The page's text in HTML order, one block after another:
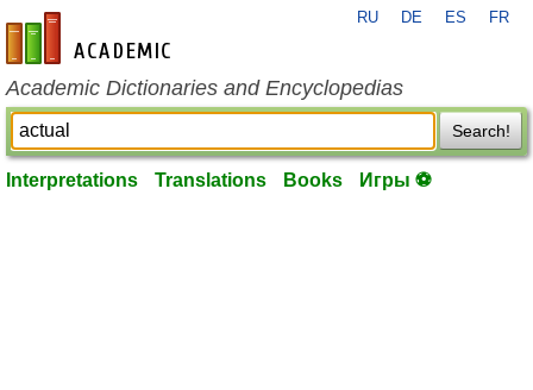
en-academic.com
RU DE ES FR
Academic Dictionaries and Encyclopedias
Search!
Interpretations Translations Books Игры ⚽